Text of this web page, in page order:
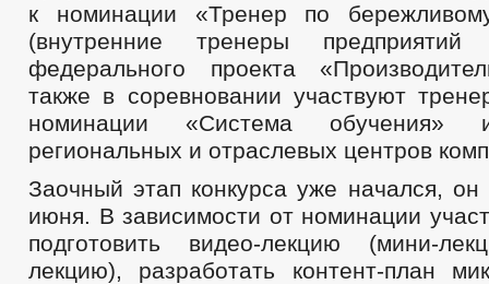
к номинации «Тренер по
(внутренние тренеры
федерального проекта
также в соревновании участвуют
номинации «Система обучения»
региональных и отраслевых центров
Заочный этап конкурса уже начался,
июня. В зависимости от номинации
подготовить видео-лекцию (мини-
лекцию), разработать контент-план